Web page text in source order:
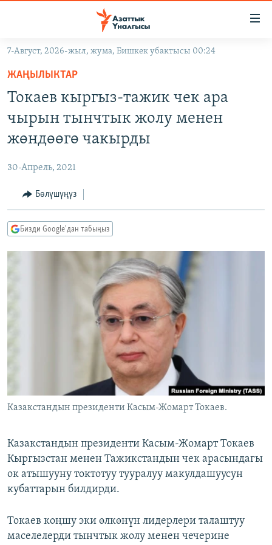
Навигацияга
өтүңүз
Издөөгө
салыңыз
МАДАНИЯТ
УКРАИНА
ТВ ПРОГРАММАЛАР
БҮГҮН АЗАТТЫКТА
ЫҢГАЙСЫЗ СУРООЛОР
ПОДКАСТ
Русский
ЭЕ/АРнун бардык сайттары
7-Август, 2026-жыл, жума, Бишкек убактысы 00:24
ЖАҢЫЛЫКТАР
Токаев кыргыз-тажик чек ара
чырын тынчтык жолу менен
жөндөөгө чакырды
30-Апрель, 2021
Бөлүшүңүз
Бизди Google'дан табыңыз
Казакстандын президенти Касым-Жомарт Токаев.
Казакстандын президенти Касым-Жомарт Токаев
Кыргызстан менен Тажикстандын чек арасындагы
ок атышууну токтотуу тууралуу макулдашуусун
кубаттарын билдирди.
Токаев коңшу эки өлкөнүн лидерлери талаштуу
маселелерди тынчтык жолу менен чечерине